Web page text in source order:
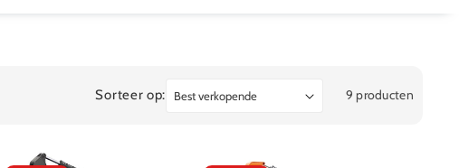
Sorteer op: 9 producten